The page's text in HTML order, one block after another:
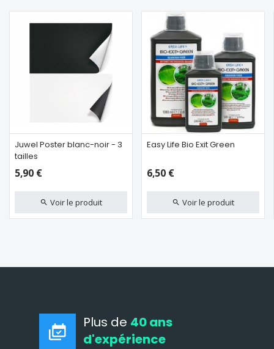
Juwel Poster blanc-noir - 3
tailles
5,90 €
Voir le produit
Easy Life Bio Exit Green
6,50 €
Voir le produit
Plus de 40 ans
d'expérience